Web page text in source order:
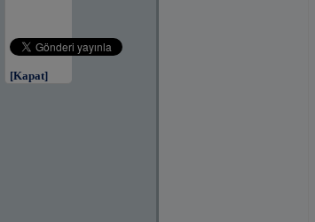
[Kapat]